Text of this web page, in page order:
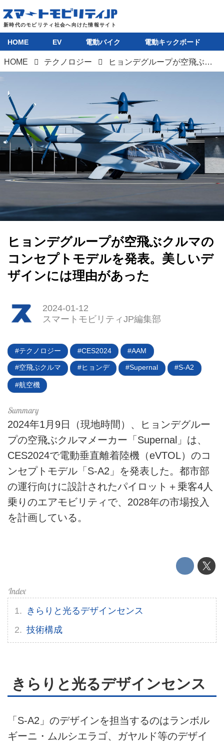
HOME
EV
電動バイク
ライフスタイル
テクノロジー
このメディアについて
運営会社
利用規約
広告掲載について
HOME EV 電動バイク 電動キックボード
HOME テクノロジー ヒョンデグループが空飛ぶクルマのコンセプトモデルを発表。美しいデザインには理由があった
ヒョンデグループが空飛ぶクルマの
コンセプトモデルを発表。美しいデ
ザインには理由があった
2024-01-12
スマートモビリティJP編集部
テクノロジー CES2024 AAM
空飛ぶクルマ ヒョンデ Supernal S-A2
航空機
2024年1月9日（現地時間）、ヒョンデグルー
プの空飛ぶクルマメーカー「Supernal」は、
CES2024で電動垂直離着陸機（eVTOL）のコ
ンセプトモデル「S-A2」を発表した。都市部
の運行向けに設計されたパイロット＋乗客4人
乗りのエアモビリティで、2028年の市場投入
を計画している。
きらりと光るデザインセンス
技術構成
きらりと光るデザインセンス
「S-A2」のデザインを担当するのはランボル
ギーニ・ムルシエラゴ、ガヤルド等のデザイ